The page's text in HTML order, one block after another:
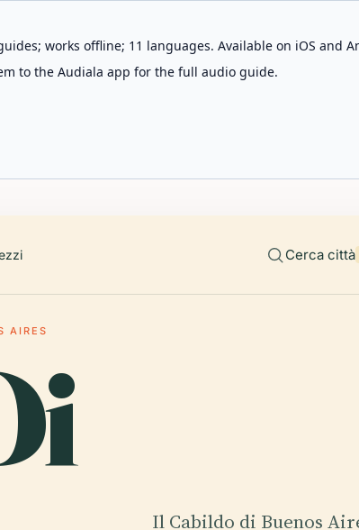
works offline; 11 languages. Available on iOS and
to the Audiala app for the full audio guide.
Cerca città
AIRES
Il Cabildo di Buenos